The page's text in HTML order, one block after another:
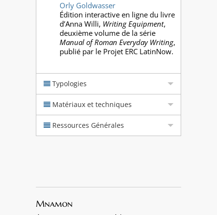
Orly Goldwasser
Édition interactive en ligne du livre
d’Anna Willi, Writing Equipment,
deuxième volume de la série
Manual of Roman Everyday Writing,
publié par le Projet ERC LatinNow.
Typologies
Matériaux et techniques
Ressources Générales
Mnamon